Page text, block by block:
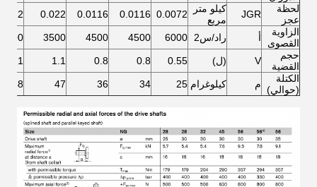
لحظة
عجز
JGR
كيلو متر
مربع
0.0072
0.0116
0.0116
0.022
الزاوية
القصوى
أ راد/س2 6000
4500
4500
3500
3500
حجم
القضية
V (ل) 0.55
0.8
0.8
1.1
1.1
الكتلة
(حوالي) م كيلوغرام 25
34
36
47
48